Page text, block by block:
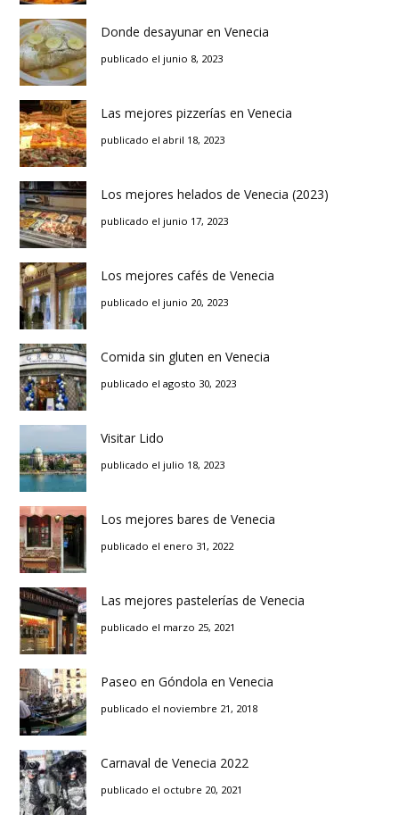
Donde desayunar en Venecia
publicado el junio 8, 2023
Las mejores pizzerías en Venecia
publicado el abril 18, 2023
Los mejores helados de Venecia (2023)
publicado el junio 17, 2023
Los mejores cafés de Venecia
publicado el junio 20, 2023
Comida sin gluten en Venecia
publicado el agosto 30, 2023
Visitar Lido
publicado el julio 18, 2023
Los mejores bares de Venecia
publicado el enero 31, 2022
Las mejores pastelerías de Venecia
publicado el marzo 25, 2021
Paseo en Góndola en Venecia
publicado el noviembre 21, 2018
Carnaval de Venecia 2022
publicado el octubre 20, 2021